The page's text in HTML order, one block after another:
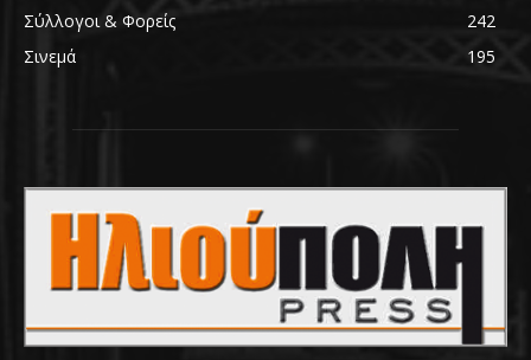
Σύλλογοι & Φορείς
242
Σινεμά
195